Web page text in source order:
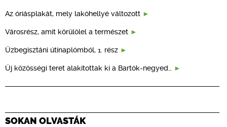
Az óriásplakát, mely lakóhellyé változott
Városrész, amit körülölel a természet
Üzbegisztáni útinaplómból, 1. rész
Új közösségi teret alakítottak ki a Bartók-negyed…
SOKAN OLVASTÁK